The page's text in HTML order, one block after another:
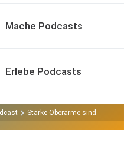
Mache Podcasts
Erlebe Podcasts
Starke Oberarme sind das